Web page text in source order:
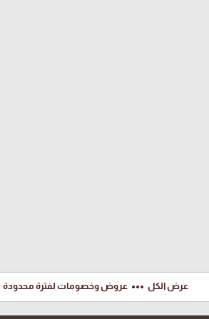
عرض الكل more_horiz عروض وخصومات لفترة محدودة